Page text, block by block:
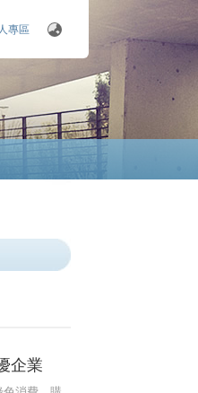
專區
企業